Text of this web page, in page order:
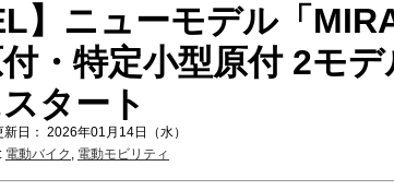
】ニューモデル「
・特定小型原付 2モ
タート
日： 2026年01月14日（水）
電動バイク , 電動モビリティ